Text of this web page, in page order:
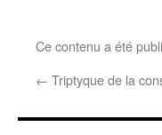
Ce contenu a été
← Triptyque de la